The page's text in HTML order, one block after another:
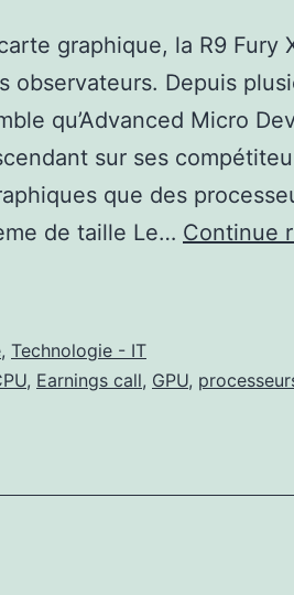
graphique, la R9 Fury
observateurs. Depuis
qu’Advanced Micro
sur ses
que des
de taille Le… Continue
, Technologie - IT
, Earnings call, GPU,